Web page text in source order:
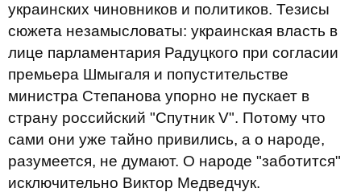
украинских чиновников и политиков. Тезисы
сюжета незамысловаты: украинская власть в
лице парламентария Радуцкого при согласии
премьера Шмыгаля и попустительстве
министра Степанова упорно не пускает в
страну российский "Спутник V". Потому что
сами они уже тайно привились, а о народе,
разумеется, не думают. О народе "заботится"
исключительно Виктор Медведчук.